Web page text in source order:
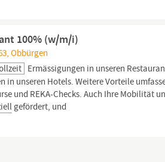
100% (w/m/i)
Obbürgen
Ermässigungen in unseren
in unseren Hotels. Weitere Vorteile
und REKA-Checks. Auch Ihre Mobilität
gefördert, und